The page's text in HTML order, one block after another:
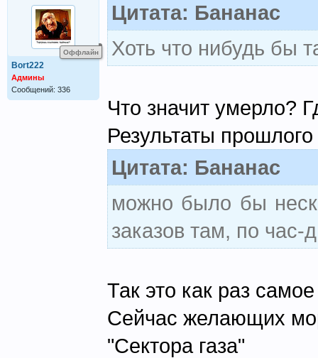
Оффлайн
Bort222
Админы
Сообщений: 336
Цитата: Бананас
Хоть что нибудь бы
Что значит умерло?
Результаты
Цитата: Бананас
можно было бы
заказов там, по час-
Так это как раз
Сейчас желающих
"Сектора газа"